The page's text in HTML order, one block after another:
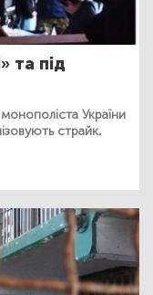
та під
України
страйк.